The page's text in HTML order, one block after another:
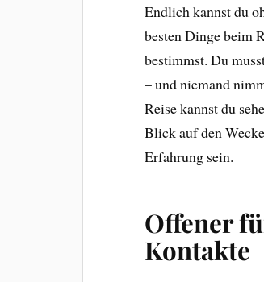
Endlich kannst du
besten Dinge beim
bestimmst. Du
– und niemand
Reise kannst du
Blick auf den
Erfahrung sein.
Offener
Kontakte